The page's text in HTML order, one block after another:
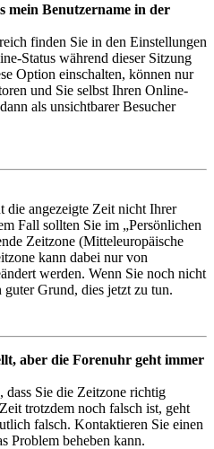
mein Benutzername in der
finden Sie in den Einstellungen
Status während dieser Sitzung
Option einschalten, können nur
und Sie selbst Ihren Online-
als unsichtbarer Besucher
die angezeigte Zeit nicht Ihrer
Fall sollten Sie im „Persönlichen
Zeitzone (Mitteleuropäische
kann dabei nur von
werden. Wenn Sie noch nicht
Grund, dies jetzt zu tun.
aber die Forenuhr geht immer
dass Sie die Zeitzone richtig
trotzdem noch falsch ist, geht
falsch. Kontaktieren Sie einen
Problem beheben kann.